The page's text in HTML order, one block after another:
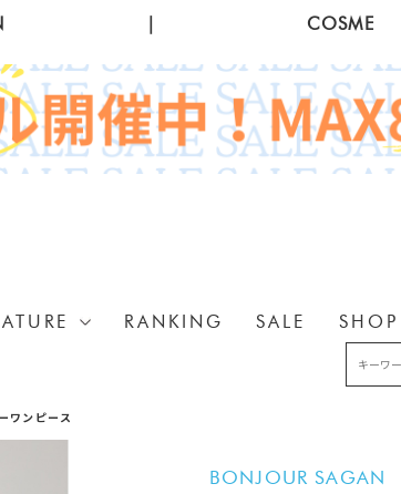
COSME
RANKING SALE
ワンピース
BONJOUR SAGAN